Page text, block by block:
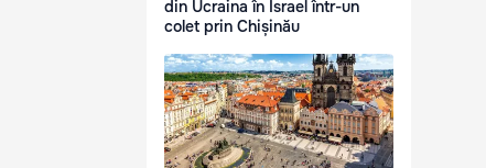
din Ucraina în Israel într-un
colet prin Chișinău